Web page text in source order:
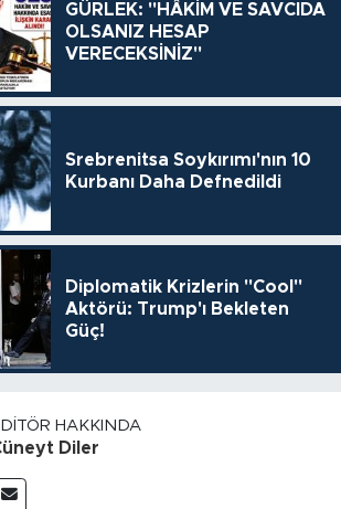
GÜRLEK: "HÂKİM VE SAVCIDA
OLSANIZ HESAP
VERECEKSİNİZ"
Srebrenitsa Soykırımı'nın 10
Kurbanı Daha Defnedildi
Diplomatik Krizlerin "Cool"
Aktörü: Trump'ı Bekleten
Güç!
HAKKINDA
Diler